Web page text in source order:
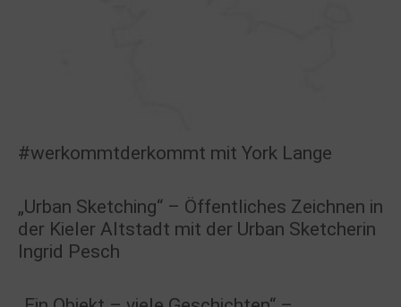
#werkommtderkommt mit York Lange
„Urban Sketching“ – Öffentliches Zeichnen in
der Kieler Altstadt mit der Urban Sketcherin
Ingrid Pesch